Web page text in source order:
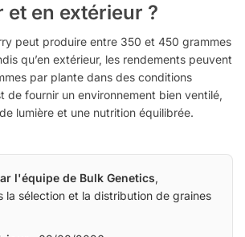
et en extérieur ?
peut produire entre 350 et 450 grammes
qu’en extérieur, les rendements peuvent
par plante dans des conditions
de fournir un environnement bien ventilé,
lumière et une nutrition équilibrée.
l'équipe de Bulk Genetics,
la sélection et la distribution de graines